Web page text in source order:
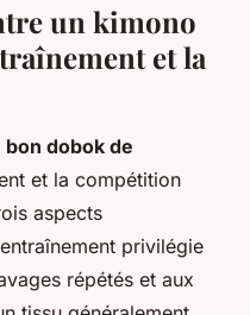
un kimono
et la
dobok de
et la compétition
aspects
privilégie
répétés et aux